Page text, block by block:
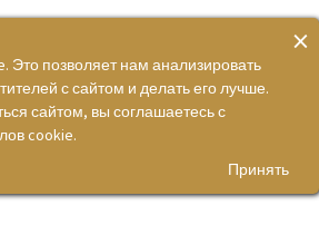
экспертиза
заключения
эксперта
×
Это позволяет нам анализировать
с сайтом и делать его лучше.
сайтом, вы соглашаетесь с
cookie.
Принять